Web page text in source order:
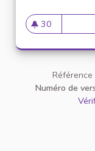
30
30 abonnés
Numéro de